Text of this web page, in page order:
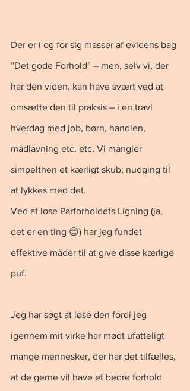
Der er i og for sig masser af evidens bag
”Det gode Forhold” – men, selv vi, der
har den viden, kan have svært ved at
omsætte den til praksis – i en travl
hverdag med job, børn, handlen,
madlavning etc. etc. Vi mangler
simpelthen et kærligt skub; nudging til
at lykkes med det.
Ved at løse Parforholdets Ligning (ja,
det er en ting 😊) har jeg fundet
effektive måder til at give disse kærlige
puf.
Jeg har søgt at løse den fordi jeg
igennem mit virke har mødt ufatteligt
mange mennesker, der har det tilfælles,
at de gerne vil have et bedre forhold